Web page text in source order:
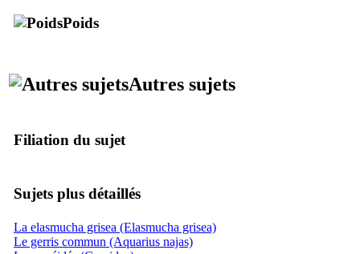
Poids
Autres sujets
Filiation du sujet
Sujets plus détaillés
La elasmucha grisea (Elasmucha grisea)
Le gerris commun (Aquarius najas)